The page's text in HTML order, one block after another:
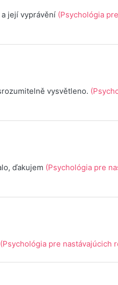
její vyprávění (Psychológia pre
vysvětleno.
ďakujem (Psychológia pre
(Psychológia pre nastávajúcich